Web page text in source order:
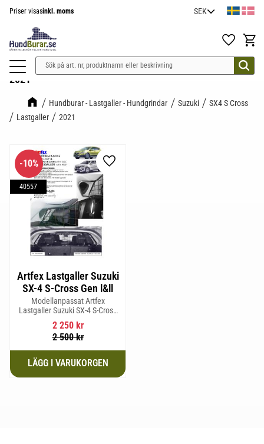
Priser visasinkl. moms
Favoriter
2021
Hundburar - Lastgaller - Hundgrindar Suzuki
SX4 S Cross
Lastgaller
2021
Artfex Lastgaller Suzuki
SX-4 S-Cross Gen l&ll
Modellanpassat Artfex
Lastgaller Suzuki SX-4 S-Cross
Gen l&ll
2 250kr
2 500kr
10%
40557
Lägg till i favoriter